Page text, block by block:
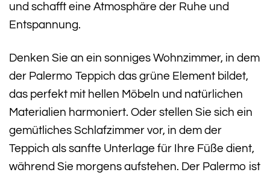
und schafft eine Atmosphäre der Ruhe und
Entspannung.
Denken Sie an ein sonniges Wohnzimmer, in dem
der Palermo Teppich das grüne Element bildet,
das perfekt mit hellen Möbeln und natürlichen
Materialien harmoniert. Oder stellen Sie sich ein
gemütliches Schlafzimmer vor, in dem der
Teppich als sanfte Unterlage für Ihre Füße dient,
während Sie morgens aufstehen. Der Palermo ist